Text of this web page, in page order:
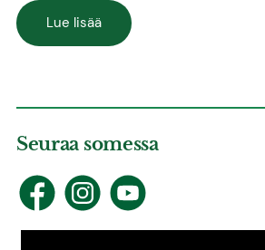
Lue lisää
Seuraa somessa